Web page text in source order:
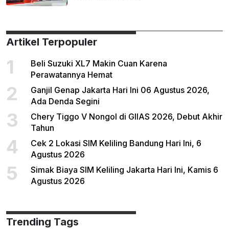
Artikel Terpopuler
1
Beli Suzuki XL7 Makin Cuan Karena
Perawatannya Hemat
2
Ganjil Genap Jakarta Hari Ini 06 Agustus 2026,
Ada Denda Segini
3
Chery Tiggo V Nongol di GIIAS 2026, Debut Akhir
Tahun
4
Cek 2 Lokasi SIM Keliling Bandung Hari Ini, 6
Agustus 2026
5
Simak Biaya SIM Keliling Jakarta Hari Ini, Kamis 6
Agustus 2026
Trending Tags